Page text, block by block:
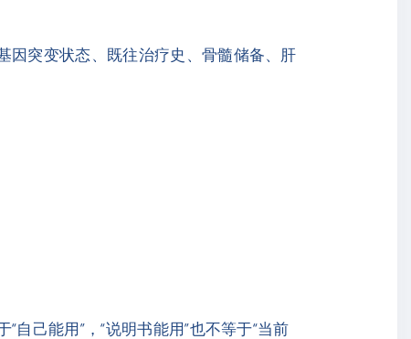
因突变状态、既往治疗史、骨髓储备、肝
“自己能用”，“说明书能用”也不等于“当前